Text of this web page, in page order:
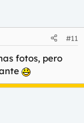
#11
fotos, pero